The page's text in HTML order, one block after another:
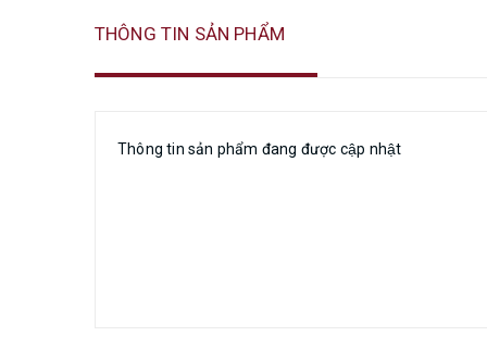
THÔNG TIN SẢN PHẨM
Thông tin sản phẩm đang được cập nhật